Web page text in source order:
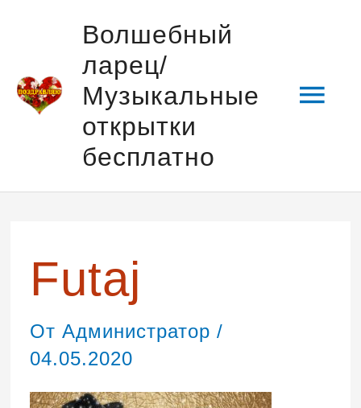
содержимому
Волшебный
ларец/
Музыкальные
открытки
бесплатно
Futaj
От Администратор /
04.05.2020
записям